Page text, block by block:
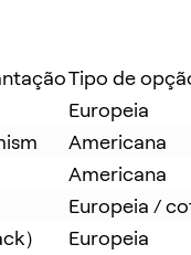
Tipo de
Europeia
Americana
Americana
Europeia /
）
Europeia